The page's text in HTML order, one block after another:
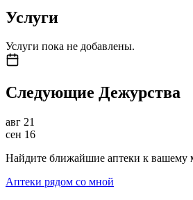
Услуги
Услуги пока не добавлены.
Следующие Дежурства
авг 21
сен 16
Найдите ближайшие аптеки к вашему
Аптеки рядом со мной